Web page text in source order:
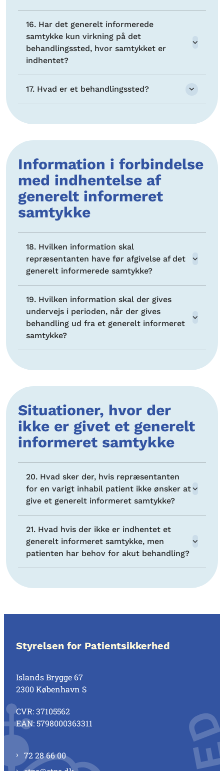
16. Har det generelt informerede
samtykke kun virkning på det
behandlingssted, hvor samtykket er
indhentet?
17. Hvad er et behandlingssted?
Information i forbindelse
med indhentelse af
generelt informeret
samtykke
18. Hvilken information skal
repræsentanten have før afgivelse af det
generelt informerede samtykke?
19. Hvilken information skal der gives
undervejs i perioden, når der gives
behandling ud fra et generelt informeret
samtykke?
Situationer, hvor der
ikke er givet et generelt
informeret samtykke
20. Hvad sker der, hvis repræsentanten
for en varigt inhabil patient ikke ønsker at
give et generelt informeret samtykke?
21. Hvad hvis der ikke er indhentet et
generelt informeret samtykke, men
patienten har behov for akut behandling?
Styrelsen for Patientsikkerhed
Islands Brygge 67
2300 København S
CVR: 37105562
EAN: 5798000363311
72 28 66 00